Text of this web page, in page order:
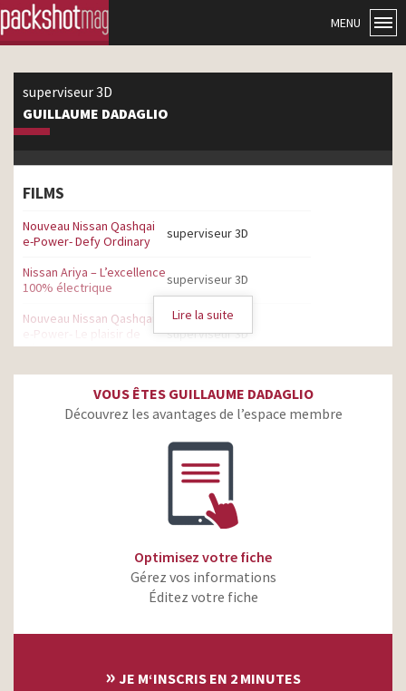
MENU
superviseur 3D
GUILLAUME DADAGLIO
FILMS
Nouveau Nissan Qashqai
e-Power- Defy Ordinary
superviseur 3D
Nissan Ariya – L’excellence
100% électrique
superviseur 3D
Nouveau Nissan Qashqai
e-Power- Le plaisir de
l’électrique sans recharge
superviseur 3D
Nouveau Nissan Juke
Hybride – Le crossover
électrisant
superviseur 3D
superviseur 3D
superviseur 3D
toujours une grande idée
derrière une grande série
superviseur 3D
Lire la suite
VOUS ÊTES GUILLAUME DADAGLIO
Découvrez les avantages de l’espace membre
Optimisez votre fiche
Gérez vos informations
Éditez votre fiche
» JE M‘INSCRIS EN 2 MINUTES